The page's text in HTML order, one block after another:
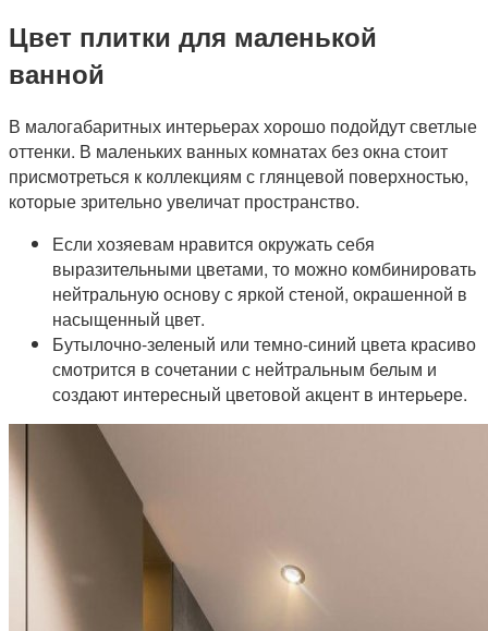
Цвет плитки для маленькой
ванной
В малогабаритных интерьерах хорошо подойдут светлые
оттенки. В маленьких ванных комнатах без окна стоит
присмотреться к коллекциям с глянцевой поверхностью,
которые зрительно увеличат пространство.
Если хозяевам нравится окружать себя
выразительными цветами, то можно комбинировать
нейтральную основу с яркой стеной, окрашенной в
насыщенный цвет.
Бутылочно-зеленый или темно-синий цвета красиво
смотрится в сочетании с нейтральным белым и
создают интересный цветовой акцент в интерьере.